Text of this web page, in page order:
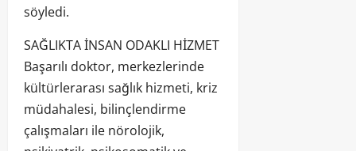
söyledi.
SAĞLIKTA İNSAN ODAKLI HİZMET
Başarılı doktor, merkezlerinde
kültürlerarası sağlık hizmeti, kriz
müdahalesi, bilinçlendirme
çalışmaları ile nörolojik,